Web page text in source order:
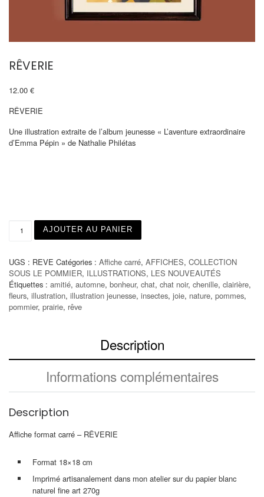
RÊVERIE
12.00 €
RÊVERIE
Une illustration extraite de l’album jeunesse « L’aventure extraordinaire
d’Emma Pépin » de Nathalie Philétas
quantité de RÊVERIE
AJOUTER AU PANIER
UGS : REVE Catégories : Affiche carré, AFFICHES, COLLECTION
SOUS LE POMMIER, ILLUSTRATIONS, LES NOUVEAUTÉS
Étiquettes : amitié, automne, bonheur, chat, chat noir, chenille, clairière,
fleurs, illustration, illustration jeunesse, insectes, joie, nature, pommes,
pommier, prairie, rêve
Description
Informations complémentaires
Description
Affiche format carré – RÊVERIE
Format 18×18 cm
Imprimé artisanalement dans mon atelier sur du papier blanc
naturel fine art 270g